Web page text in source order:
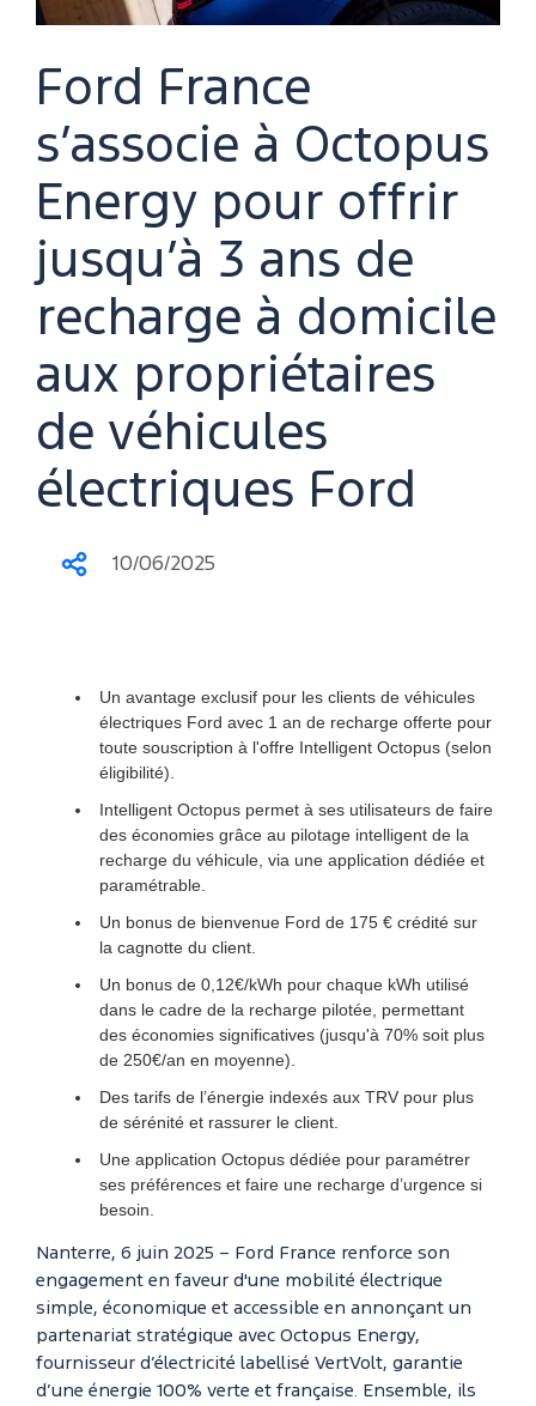
Ford France
s’associe à Octopus
Energy pour offrir
jusqu’à 3 ans de
recharge à domicile
aux propriétaires
de véhicules
électriques Ford
Partager
10/06/2025
Un avantage exclusif pour les clients de véhicules
électriques Ford avec 1 an de recharge offerte pour
toute souscription à l'offre Intelligent Octopus (selon
éligibilité).
Intelligent Octopus permet à ses utilisateurs de faire
des économies grâce au pilotage intelligent de la
recharge du véhicule, via une application dédiée et
paramétrable.
Un bonus de bienvenue Ford de 175 € crédité sur
la cagnotte du client.
Un bonus de 0,12€/kWh pour chaque kWh utilisé
dans le cadre de la recharge pilotée, permettant
des économies significatives (jusqu'à 70% soit plus
de 250€/an en moyenne).
Des tarifs de l’énergie indexés aux TRV pour plus
de sérénité et rassurer le client.
Une application Octopus dédiée pour paramétrer
ses préférences et faire une recharge d’urgence si
besoin.
Nanterre, 6 juin 2025 – Ford France renforce son
engagement en faveur d'une mobilité électrique
simple, économique et accessible en annonçant un
partenariat stratégique avec Octopus Energy,
fournisseur d’électricité labellisé VertVolt, garantie
d’une énergie 100% verte et française. Ensemble, ils